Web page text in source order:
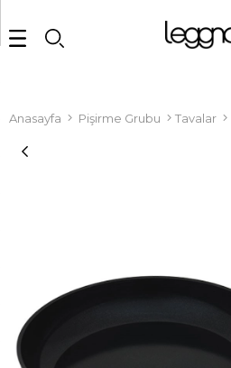
Anasayfa Pişirme Grubu Tavalar